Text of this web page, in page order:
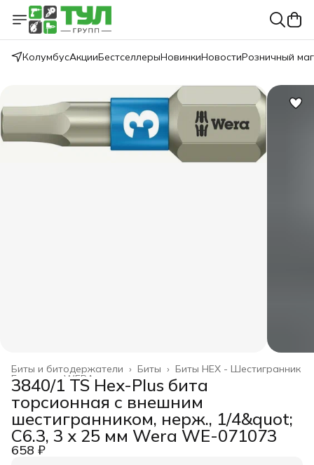
КолумбусАкцииБестселлерыНовинкиНовостиРозничный
Биты HEX - Шестигранник
Биты ›
Биты и битодержатели ›
WERA
Главная ›
3840/1 TS Hex-Plus бита
торсионная с внешним
шестигранником, нерж., 1/4&quot;
C6.3, 3 x 25 мм Wera WE-071073
658 ₽